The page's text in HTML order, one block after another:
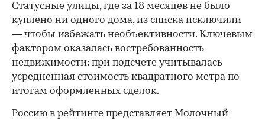
Статусные улицы, где за 18 месяцев не было
куплено ни одного дома, из списка исключили
— чтобы избежать необъективности. Ключевым
фактором оказалась востребованность
недвижимости: при подсчете учитывалась
усредненная стоимость квадратного метра по
итогам оформленных сделок.
Россию в рейтинге представляет Молочный